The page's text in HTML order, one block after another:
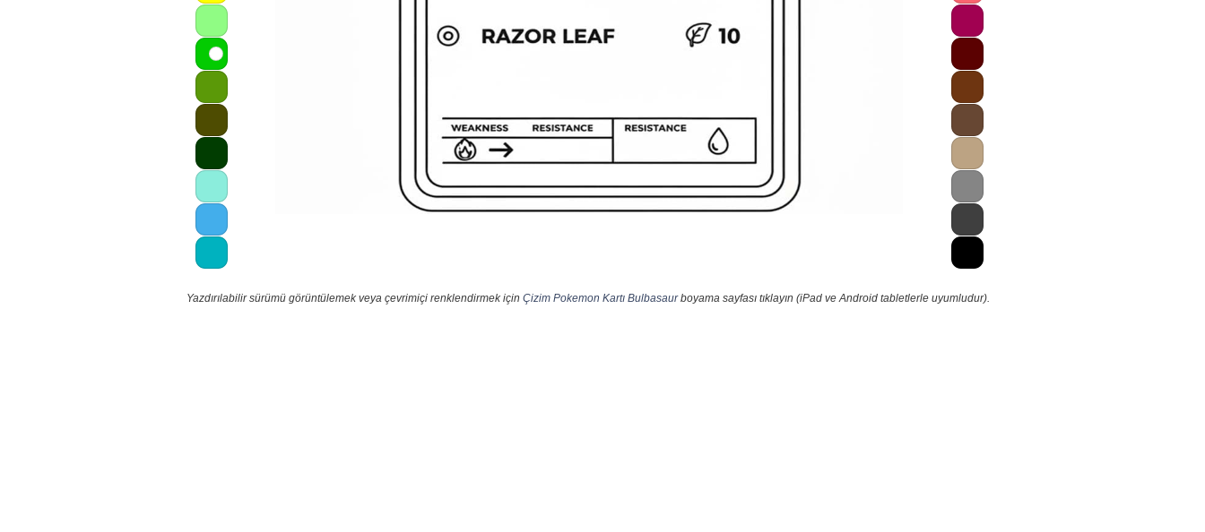
Yazdırılabilir sürümü görüntülemek veya çevrimiçi renklendirmek için Çizim Pokemon Kartı Bulbasaurboyama sayfası tıklayın (iPad ve Android tabletlerle uyumludur).